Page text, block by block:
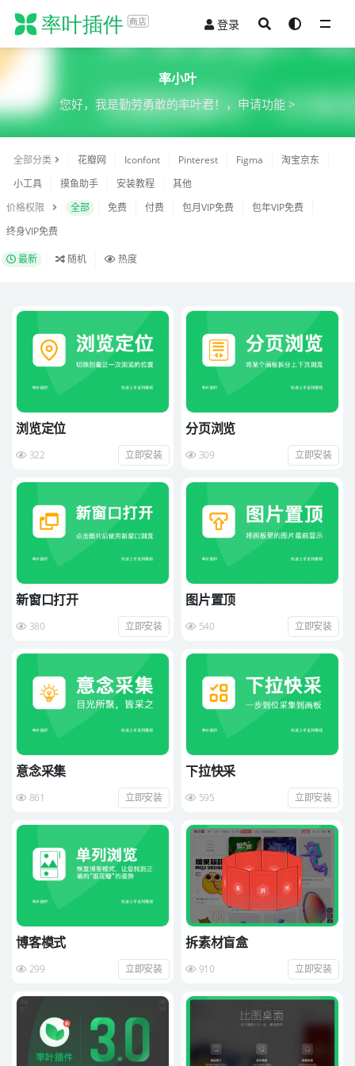
登录
率小叶
您好，我是勤劳勇敢的率叶君！， 申请功能 >
全部分类 花瓣网 Iconfont Pinterest Figma
淘宝京东
小工具
摸鱼助手 安装教程
其他
价格权限
全部 免费 付费 包月VIP免费
包年VIP免费
终身VIP免费
最新 随机 热度
浏览定位
322 立即安装
分页浏览
309 立即安装
新窗口打开
380 立即安装
图片置顶
540 立即安装
意念采集
861 立即安装
下拉快采
595 立即安装
博客模式
299 立即安装
拆素材盲盒
910 立即安装